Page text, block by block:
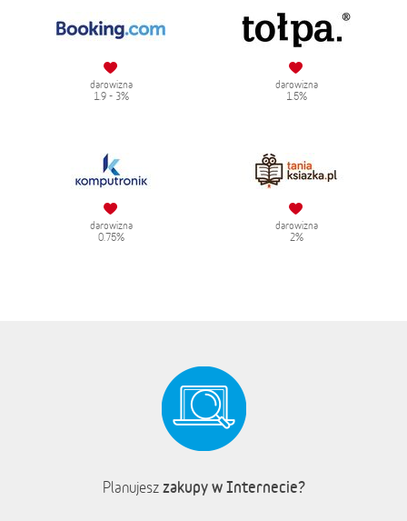
darowizna
1.9 - 3%
darowizna
1.5%
darowizna
0.75%
darowizna
2%
Planujesz zakupy w Internecie?